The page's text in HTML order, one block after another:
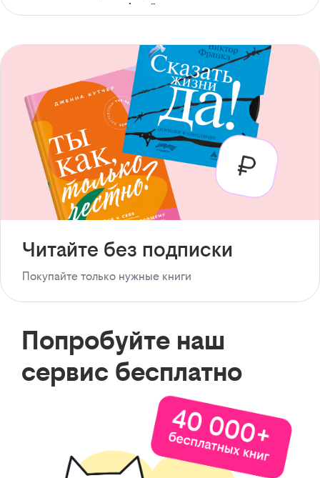
с доступом офлайн
Читайте без подписки
Покупайте только нужные книги
Попробуйте наш
сервис бесплатно